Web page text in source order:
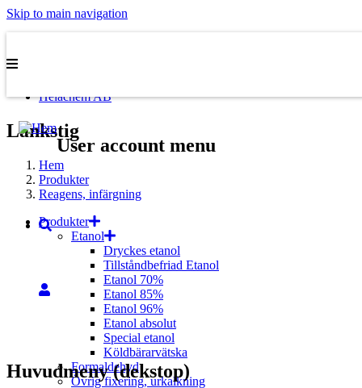
Skip to main navigation
Helachem AB
User account menu
Huvudmeny (dekstop)
Länkstig
Hem
Produkter
Reagens, infärgning
Produkter
Etanol
Dryckes etanol
Tillståndbefriad Etanol
Etanol 70%
Etanol 85%
Etanol 96%
Etanol absolut
Special etanol
Köldbärarvätska
Formaldehyd
Övrig fixering, urkalkning